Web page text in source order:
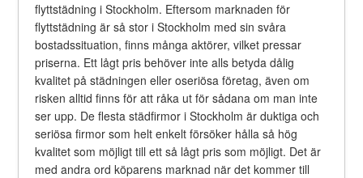
flyttstädning i Stockholm. Eftersom marknaden för
flyttstädning är så stor i Stockholm med sin svåra
bostadssituation, finns många aktörer, vilket pressar
priserna. Ett lågt pris behöver inte alls betyda dålig
kvalitet på städningen eller oseriösa företag, även om
risken alltid finns för att råka ut för sådana om man inte
ser upp. De flesta städfirmor i Stockholm är duktiga och
seriösa firmor som helt enkelt försöker hålla så hög
kvalitet som möjligt till ett så lågt pris som möjligt. Det är
med andra ord köparens marknad när det kommer till